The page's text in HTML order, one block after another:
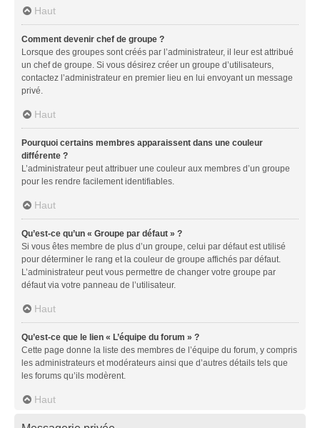
Haut
Comment devenir chef de groupe ?
Lorsque des groupes sont créés par l’administrateur, il leur est attribué
un chef de groupe. Si vous désirez créer un groupe d’utilisateurs,
contactez l’administrateur en premier lieu en lui envoyant un message
privé.
Haut
Pourquoi certains membres apparaissent dans une couleur
différente ?
L’administrateur peut attribuer une couleur aux membres d’un groupe
pour les rendre facilement identifiables.
Haut
Qu’est-ce qu’un « Groupe par défaut » ?
Si vous êtes membre de plus d’un groupe, celui par défaut est utilisé
pour déterminer le rang et la couleur de groupe affichés par défaut.
L’administrateur peut vous permettre de changer votre groupe par
défaut via votre panneau de l’utilisateur.
Haut
Qu’est-ce que le lien « L’équipe du forum » ?
Cette page donne la liste des membres de l’équipe du forum, y compris
les administrateurs et modérateurs ainsi que d’autres détails tels que
les forums qu’ils modèrent.
Haut